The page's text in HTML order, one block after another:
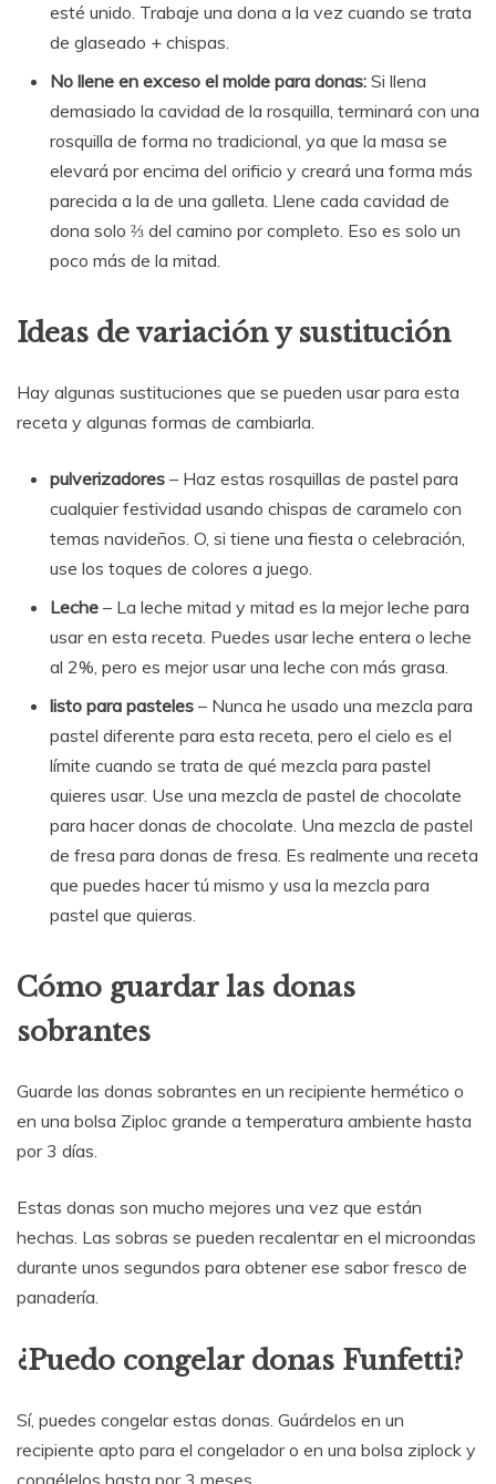
esté unido. Trabaje una dona a la vez cuando se trata
de glaseado + chispas.
No llene en exceso el molde para donas: Si llena
demasiado la cavidad de la rosquilla, terminará con una
rosquilla de forma no tradicional, ya que la masa se
elevará por encima del orificio y creará una forma más
parecida a la de una galleta. Llene cada cavidad de
dona solo ⅔ del camino por completo. Eso es solo un
poco más de la mitad.
Ideas de variación y sustitución
Hay algunas sustituciones que se pueden usar para esta
receta y algunas formas de cambiarla.
pulverizadores – Haz estas rosquillas de pastel para
cualquier festividad usando chispas de caramelo con
temas navideños. O, si tiene una fiesta o celebración,
use los toques de colores a juego.
Leche – La leche mitad y mitad es la mejor leche para
usar en esta receta. Puedes usar leche entera o leche
al 2%, pero es mejor usar una leche con más grasa.
listo para pasteles – Nunca he usado una mezcla para
pastel diferente para esta receta, pero el cielo es el
límite cuando se trata de qué mezcla para pastel
quieres usar. Use una mezcla de pastel de chocolate
para hacer donas de chocolate. Una mezcla de pastel
de fresa para donas de fresa. Es realmente una receta
que puedes hacer tú mismo y usa la mezcla para
pastel que quieras.
Cómo guardar las donas
sobrantes
Guarde las donas sobrantes en un recipiente hermético o
en una bolsa Ziploc grande a temperatura ambiente hasta
por 3 días.
Estas donas son mucho mejores una vez que están
hechas. Las sobras se pueden recalentar en el microondas
durante unos segundos para obtener ese sabor fresco de
panadería.
¿Puedo congelar donas Funfetti?
Sí, puedes congelar estas donas. Guárdelos en un
recipiente apto para el congelador o en una bolsa ziplock y